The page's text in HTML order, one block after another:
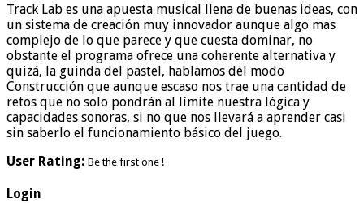
Track Lab es una apuesta musical llena de buenas ideas, con
un sistema de creación muy innovador aunque algo mas
complejo de lo que parece y que cuesta dominar, no
obstante el programa ofrece una coherente alternativa y
quizá, la guinda del pastel, hablamos del modo
Construcción que aunque escaso nos trae una cantidad de
retos que no solo pondrán al límite nuestra lógica y
capacidades sonoras, si no que nos llevará a aprender casi
sin saberlo el funcionamiento básico del juego.
User Rating: Be the first one !
Login